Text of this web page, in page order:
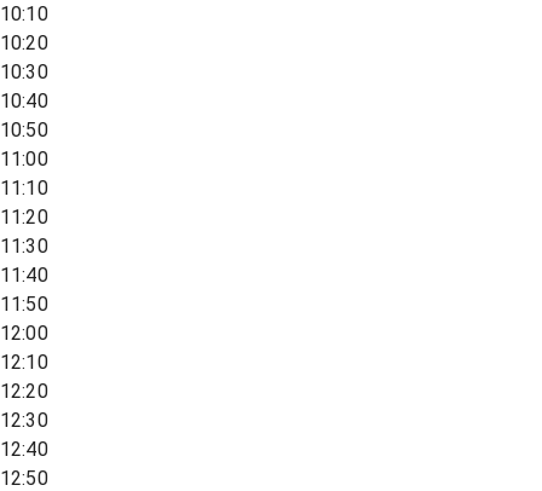
10:10
10:20
10:30
10:40
10:50
11:00
11:10
11:20
11:30
11:40
11:50
12:00
12:10
12:20
12:30
12:40
12:50